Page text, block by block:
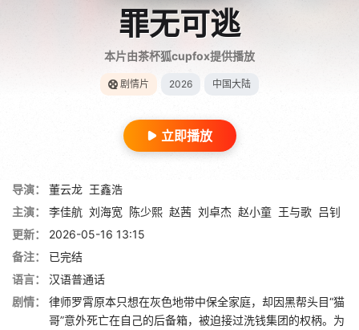
罪无可逃
本片由茶杯狐cupfox提供播放
剧情片 2026 中国大陆
立即播放
导演： 董云龙 王鑫浩
主演：
李佳航 刘海宽 陈少熙 赵茜 刘卓杰 赵小童 王与歌 吕钊
更新：
2026-05-16 13:15
备注：
已完结
语言：
汉语普通话
剧情：
律师罗霄原本只想在灰色地带中保全家庭，却因黑帮头目“猫
哥”意外死亡在自己的后备箱，被迫接过洗钱集团的权柄。为